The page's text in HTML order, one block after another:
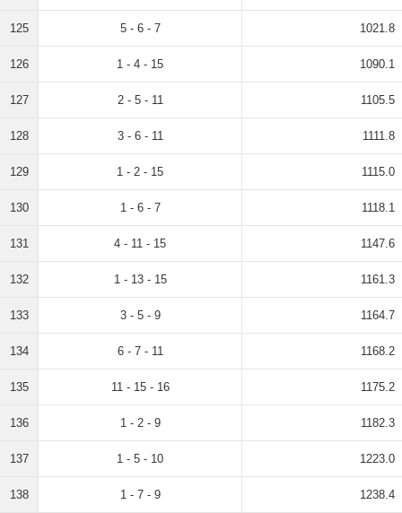
125 5 - 6 - 7 1021.8
126 1 - 4 - 15 1090.1
127 2 - 5 - 11 1105.5
128 3 - 6 - 11 1111.8
129 1 - 2 - 15 1115.0
130 1 - 6 - 7 1118.1
131 4 - 11 - 15 1147.6
132 1 - 13 - 15 1161.3
133 3 - 5 - 9 1164.7
134 6 - 7 - 11 1168.2
135 11 - 15 - 16 1175.2
136 1 - 2 - 9 1182.3
137 1 - 5 - 10 1223.0
138 1 - 7 - 9 1238.4